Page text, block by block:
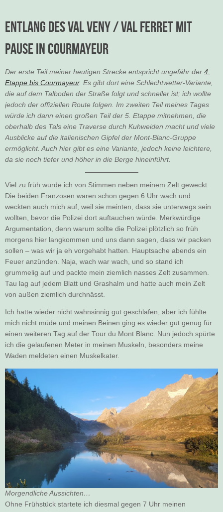
Entlang des Val Veny / Val Ferret mit
Pause in Courmayeur
Der erste Teil meiner heutigen Strecke entspricht ungefähr der 4.
Etappe bis Courmayeur. Es gibt dort eine Schlechtwetter-Variante,
die auf dem Talboden der Straße folgt und schneller ist; ich wollte
jedoch der offiziellen Route folgen. Im zweiten Teil meines Tages
würde ich dann einen großen Teil der 5. Etappe mitnehmen, die
oberhalb des Tals eine Traverse durch Kuhweiden macht und viele
Ausblicke auf die italienischen Gipfel der Mont-Blanc-Gruppe
ermöglicht. Auch hier gibt es eine Variante, jedoch keine leichtere,
da sie noch tiefer und höher in die Berge hineinführt.
Viel zu früh wurde ich von Stimmen neben meinem Zelt geweckt.
Die beiden Franzosen waren schon gegen 6 Uhr wach und
weckten auch mich auf, weil sie meinten, dass sie unterwegs sein
wollten, bevor die Polizei dort auftauchen würde. Merkwürdige
Argumentation, denn warum sollte die Polizei plötzlich so früh
morgens hier langkommen und uns dann sagen, dass wir packen
sollen – was wir ja eh vorgehabt hatten. Hauptsache abends ein
Feuer anzünden. Naja, wach war wach, und so stand ich
grummelig auf und packte mein ziemlich nasses Zelt zusammen.
Tau lag auf jedem Blatt und Grashalm und hatte auch mein Zelt
von außen ziemlich durchnässt.
Ich hatte wieder nicht wahnsinnig gut geschlafen, aber ich fühlte
mich nicht müde und meinen Beinen ging es wieder gut genug für
einen weiteren Tag auf der Tour du Mont Blanc. Nun jedoch spürte
ich die gelaufenen Meter in meinen Muskeln, besonders meine
Waden meldeten einen Muskelkater.
Morgendliche Aussichten…
Ohne Frühstück startete ich diesmal gegen 7 Uhr meinen